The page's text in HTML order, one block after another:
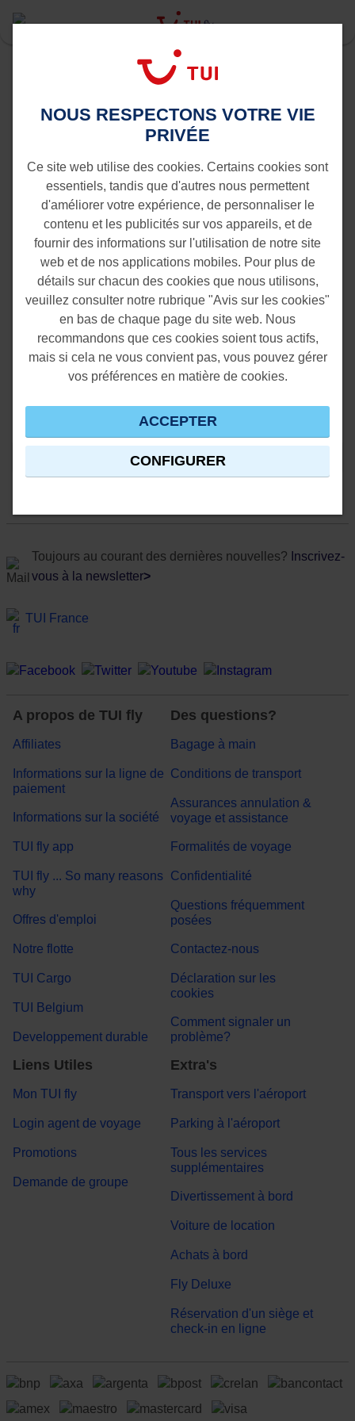
Trouvez votre last minute ou
promotion bon marché*
Toujours au courant des dernières nouvelles? Inscrivez-
vous à la newsletter>
TUI France
A propos de TUI fly
Affiliates
Informations sur la ligne de
paiement
Informations sur la société
TUI fly app
TUI fly ... So many reasons
why
Offres d'emploi
Notre flotte
TUI Cargo
TUI Belgium
Developpement durable
Des questions?
Bagage à main
Conditions de transport
Assurances annulation &
voyage et assistance
Formalités de voyage
Confidentialité
Questions fréquemment
posées
Contactez-nous
Déclaration sur les
cookies
Comment signaler un
problème?
Liens Utiles
Mon TUI fly
Login agent de voyage
Promotions
Demande de groupe
Extra's
Transport vers l'aéroport
Parking à l'aéroport
Tous les services
supplémentaires
Divertissement à bord
Voiture de location
Achats à bord
Fly Deluxe
Réservation d'un siège et
check-in en ligne
NOUS RESPECTONS VOTRE VIE
PRIVÉE
Ce site web utilise des cookies. Certains cookies sont
essentiels, tandis que d'autres nous permettent
d'améliorer votre expérience, de personnaliser le
contenu et les publicités sur vos appareils, et de
fournir des informations sur l'utilisation de notre site
web et de nos applications mobiles. Pour plus de
détails sur chacun des cookies que nous utilisons,
veuillez consulter notre rubrique "Avis sur les cookies"
en bas de chaque page du site web. Nous
recommandons que ces cookies soient tous actifs,
mais si cela ne vous convient pas, vous pouvez gérer
vos préférences en matière de cookies.
ACCEPTER
CONFIGURER